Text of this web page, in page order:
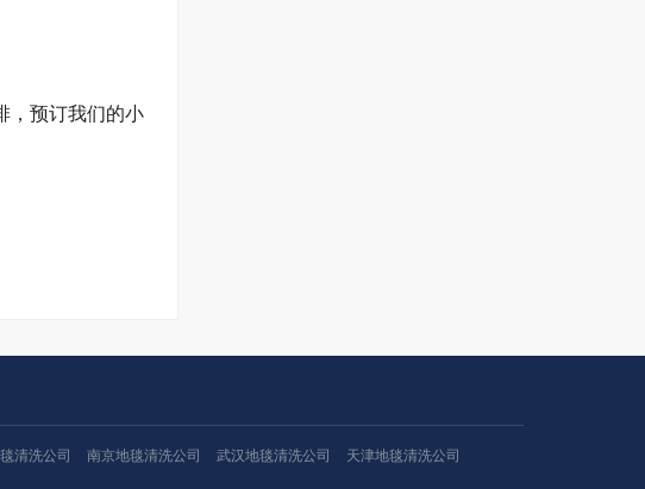
，预订我们的小
清洗公司 南京地毯清洗公司 武汉地毯清洗公司
天津地毯清洗公司